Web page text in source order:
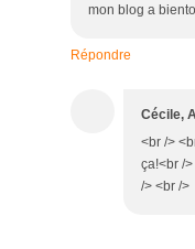
mon blog a
Répondre
Cécile,
<br />
ça!<br /
/> <br />